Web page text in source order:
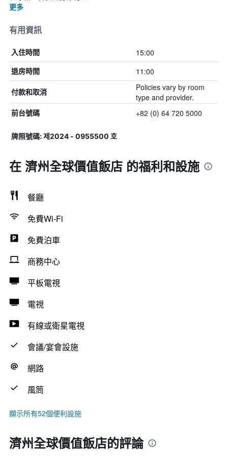
更多
有用資訊
入住時間 15:00
退房時間 11:00
付款和取消
Policies vary by room
type and provider.
前台號碼 +82 (0) 64 720 5000
牌照號碼: 제2024 - 0955500 호
在 濟州全球價值飯店 的福利和設施
餐廳
免費Wi-Fi
免費泊車
商務中心
平板電視
電視
有線或衛星電視
會議/宴會設施
網路
風筒
顯示所有52個便利設施
濟州全球價值飯店的評論